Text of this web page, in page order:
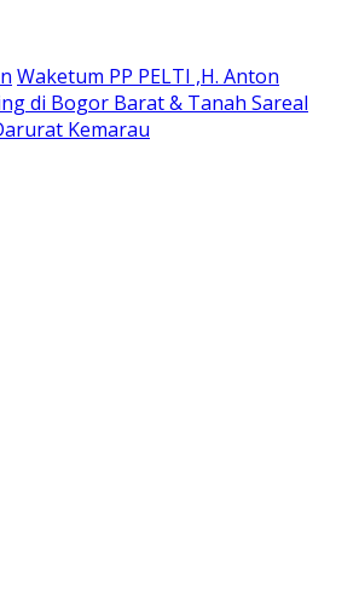
Waketum PP PELTI ,H. Anton
di Bogor Barat & Tanah Sareal
Kemarau